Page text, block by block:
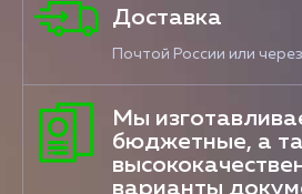
Доставка
Почтой России или
Мы
бюджетные, а
варианты